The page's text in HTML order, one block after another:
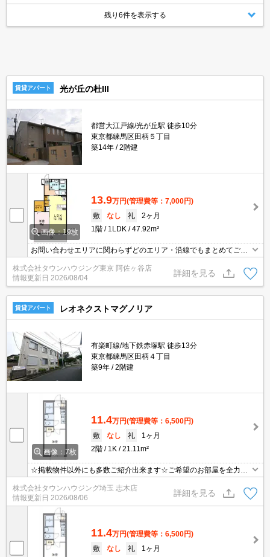
残り6件を表示する
賃貸アパート 光が丘の杜III
都営大江戸線/光が丘駅 徒歩10分
東京都練馬区田柄５丁目
築14年
2階建
画像：19枚
13.9万円(管理費等：7,000円)
敷
なし 礼
2ヶ月
1階
1LDK 47.92m²
お問い合わせエリアに関わらずどのエリア・沿線でもまとめてご紹
介可能です！！迷われている場合はますご相談くださいませ。
株式会社タウンハウジング東京 阿佐ヶ谷店
情報更新日 2026/08/04
詳細を見る
賃貸アパート レオネクストマグノリア
有楽町線/地下鉄赤塚駅 徒歩13分
東京都練馬区田柄４丁目
築9年
2階建
画像：7枚
11.4万円(管理費等：6,500円)
敷
なし 礼
1ヶ月
2階
1K 21.11m²
☆掲載物件以外にも多数ご紹介出来ます☆ご希望のお部屋を全力で
お探しさせて頂きます♪
株式会社タウンハウジング埼玉 志木店
情報更新日 2026/08/06
詳細を見る
11.4万円(管理費等：6,500円)
敷
なし 礼
1ヶ月